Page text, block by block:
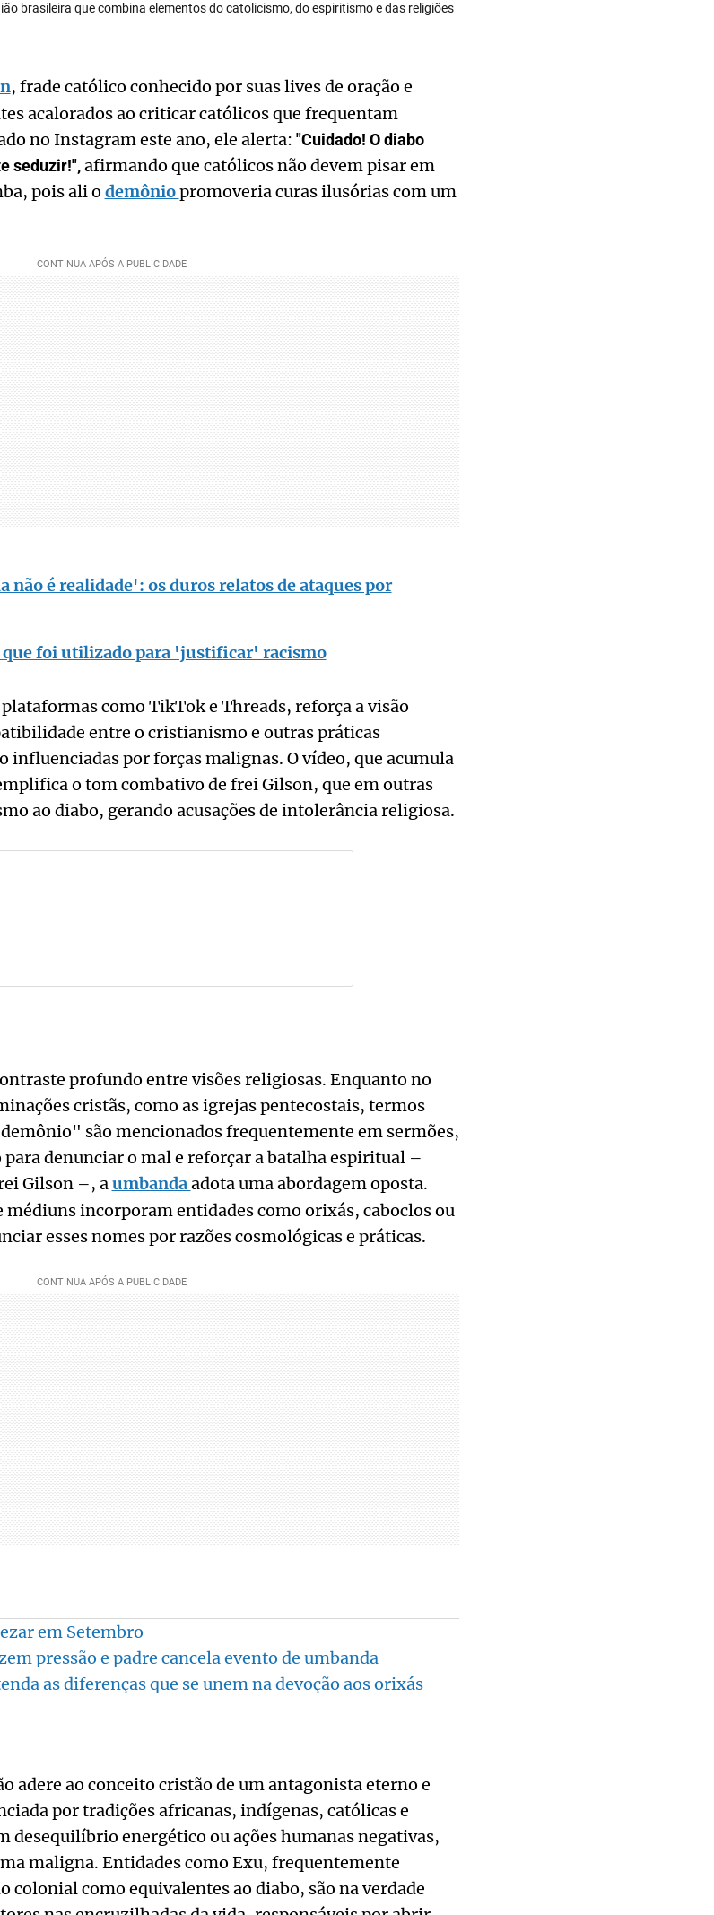
brasileira que combina elementos do catolicismo, do espiritismo e das religiões
, frade católico conhecido por suas lives de oração e
acalorados ao criticar católicos que frequentam
no Instagram este ano, ele alerta: "Cuidado! O diabo
seduzir!",afirmando que católicos não devem pisar em
pois ali o demôniopromoveria curas ilusórias com um
não é realidade': os duros relatos de ataques por
foi utilizado para 'justificar' racismo
como TikTok e Threads, reforça a visão
entre o cristianismo e outras práticas
por forças malignas. O vídeo, que acumula
o tom combativo de frei Gilson, que em outras
ao diabo, gerando acusações de intolerância religiosa.
profundo entre visões religiosas. Enquanto no
cristãs, como as igrejas pentecostais, termos
são mencionados frequentemente em sermões,
denunciar o mal e reforçar a batalha espiritual –
Gilson –, aumbandaadota uma abordagem oposta.
médiuns incorporam entidades como orixás, caboclos ou
esses nomes por razões cosmológicas e práticas.
em Setembro
pressão e padre cancela evento de umbanda
as diferenças que se unem na devoção aos orixás
adere ao conceito cristão de um antagonista eterno e
por tradições africanas, indígenas, católicas e
desequilíbrio energético ou ações humanas negativas,
maligna. Entidades como Exu, frequentemente
colonial como equivalentes ao diabo, são na verdade